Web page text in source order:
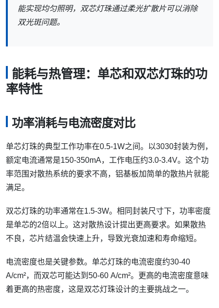
能实现均匀照明，双芯灯珠通过柔光扩散片可以消除
双光斑问题。
能耗与热管理：单芯和双芯灯珠的功
率特性
功率消耗与电流密度对比
单芯灯珠的典型工作功率在0.5-1W之间。以3030封装为例，
额定电流通常是150-350mA，工作电压约3.0-3.4V。这个功
率范围对散热系统的要求不高，铝基板加简单的散热片就能
满足。
双芯灯珠的功率通常在1.5-3W。相同封装尺寸下，功率密度
是单芯的2倍以上。这对散热设计提出更高要求。如果散热
不良，芯片结温会快速上升，导致光衰加速和寿命缩短。
电流密度也是关键参数。单芯灯珠的电流密度约30-40
A/cm²，而双芯可能达到50-60 A/cm²。更高的电流密度意味
着更高的热密度，这是双芯灯珠设计的主要挑战之一。